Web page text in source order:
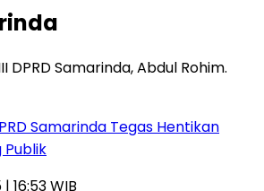
Samarinda Tegas Hentikan
Publik
16:53 WIB